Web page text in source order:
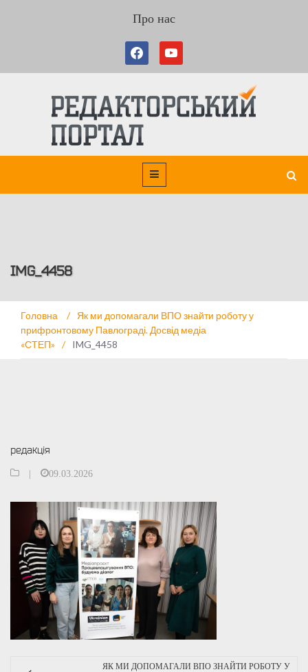
Про нас
IMG_4458
Головна /
Як ми допомагали ВПО знайти роботу у
прифронтовому Павлограді. Досвід медіа
«СТЕП»
/ IMG_4458
редакція
09.03.2026
ЯК МИ ДОПОМАГАЛИ ВПО ЗНАЙТИ РОБОТУ У